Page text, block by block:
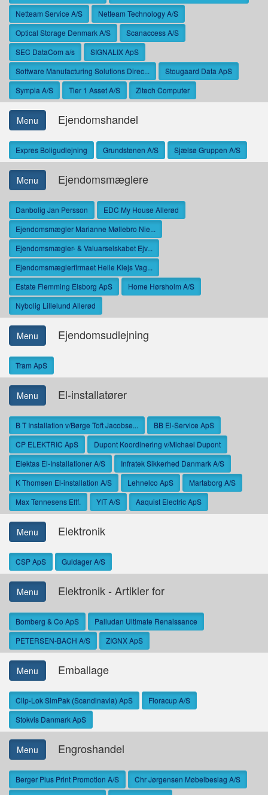
Netteam Service A/S
Netteam Technology A/S
Optical Storage Denmark A/S
Scanaccess A/S
SEC DataCom a/s
SIGNALIX ApS
Software Manufacturing Solutions Direc...
Stougaard Data ApS
Sympia A/S
Tier 1 Asset A/S Zitech Computer
Menu Ejendomshandel
Expres Boligudlejning Grundstenen A/S Sjælsø Gruppen A/S
Menu Ejendomsmæglere
Danbolig Jan Persson
EDC My House Allerød
Ejendomsmægler Marianne Møllebro Nie...
Ejendomsmægler- & Valuarselskabet Ejv...
Ejendomsmæglerfirmaet Helle Klejs Vag...
Estate Flemming Elsborg ApS
Home Hørsholm A/S
Nybolig Lillelund Allerød
Menu Ejendomsudlejning
Tram ApS
Menu El-installatører
B T Installation v/Børge Toft Jacobse...
BB El-Service ApS
CP ELEKTRIC ApS
Dupont Koordinering v/Michael Dupont
Elektas El-Installationer A/S
Infratek Sikkerhed Danmark A/S
K Thomsen El-installation A/S
Lehnelco ApS
Martaborg A/S
Max Tønnesens Eftf.
YIT A/S Aaquist Electric ApS
Menu Elektronik
CSP ApS Guldager A/S
Menu Elektronik - Artikler for
Bomberg & Co ApS
Palludan Ultimate Renaissance
PETERSEN-BACH A/S
ZIGNX ApS
Menu Emballage
Clip-Lok SimPak (Scandinavia) ApS
Floracup A/S
Stokvis Danmark ApS
Menu Engroshandel
Berger Plus Print Promotion A/S
Chr Jørgensen Møbelbeslag A/S